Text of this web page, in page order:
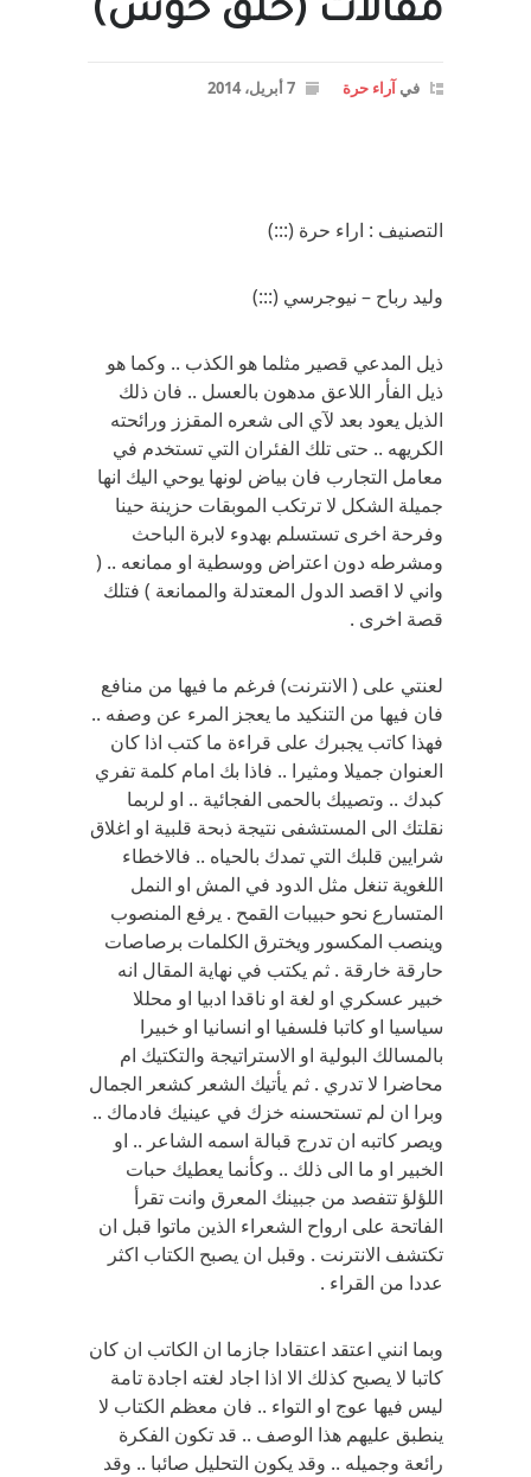
مقالات (حلق حوش)
فيآراء حرة 7 أبريل، 2014
التصنيف : اراء حرة (:::)
وليد رباح – نيوجرسي (:::)
ذيل المدعي قصير مثلما هو الكذب .. وكما هو
ذيل الفأر اللاعق مدهون بالعسل .. فان ذلك
الذيل يعود بعد لآي الى شعره المقزز ورائحته
الكريهه .. حتى تلك الفئران التي تستخدم في
معامل التجارب فان بياض لونها يوحي اليك انها
جميلة الشكل لا ترتكب الموبقات حزينة حينا
وفرحة اخرى تستسلم بهدوء لابرة الباحث
ومشرطه دون اعتراض ووسطية او ممانعه .. (
واني لا اقصد الدول المعتدلة والممانعة ) فتلك
قصة اخرى .
لعنتي على ( الانترنت) فرغم ما فيها من منافع
فان فيها من التنكيد ما يعجز المرء عن وصفه ..
فهذا كاتب يجبرك على قراءة ما كتب اذا كان
العنوان جميلا ومثيرا .. فاذا بك امام كلمة تفري
كبدك .. وتصيبك بالحمى الفجائية .. او لربما
نقلتك الى المستشفى نتيجة ذبحة قلبية او اغلاق
شرايين قلبك التي تمدك بالحياه .. فالاخطاء
اللغوية تنغل مثل الدود في المش او النمل
المتسارع نحو حبيبات القمح . يرفع المنصوب
وينصب المكسور ويخترق الكلمات برصاصات
حارقة خارقة . ثم يكتب في نهاية المقال انه
خبير عسكري او لغة او ناقدا ادبيا او محللا
سياسيا او كاتبا فلسفيا او انسانيا او خبيرا
بالمسالك البولية او الاستراتيجة والتكتيك ام
محاضرا لا تدري . ثم يأتيك الشعر كشعر الجمال
وبرا ان لم تستحسنه خزك في عينيك فادماك ..
ويصر كاتبه ان تدرج قبالة اسمه الشاعر .. او
الخبير او ما الى ذلك .. وكأنما يعطيك حبات
اللؤلؤ تتفصد من جبينك المعرق وانت تقرأ
الفاتحة على ارواح الشعراء الذين ماتوا قبل ان
تكتشف الانترنت . وقبل ان يصبح الكتاب اكثر
عددا من القراء .
وبما انني اعتقد اعتقادا جازما ان الكاتب ان كان
كاتبا لا يصبح كذلك الا اذا اجاد لغته اجادة تامة
ليس فيها عوج او التواء .. فان معظم الكتاب لا
ينطبق عليهم هذا الوصف .. قد تكون الفكرة
رائعة وجميله .. وقد يكون التحليل صائبا .. وقد